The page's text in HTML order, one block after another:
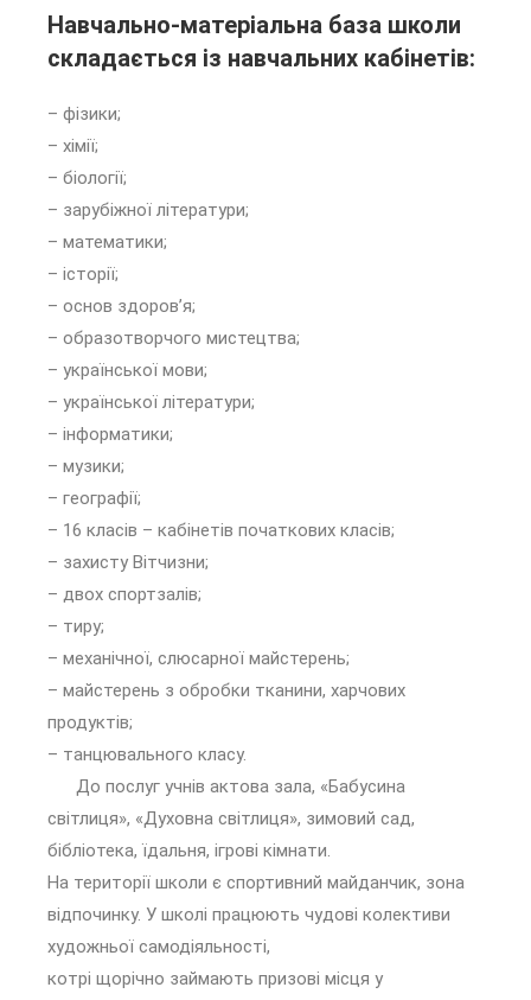
Навчально-матеріальна база школи
складається із навчальних кабінетів:
– фізики;
– хімії;
– біології;
– зарубіжної літератури;
– математики;
– історії;
– основ здоров’я;
– образотворчого мистецтва;
– української мови;
– української літератури;
– інформатики;
– музики;
– географії;
– 16 класів – кабінетів початкових класів;
– захисту Вітчизни;
– двох спортзалів;
– тиру;
– механічної, слюсарної майстерень;
– майстерень з обробки тканини, харчових
продуктів;
– танцювального класу.
До послуг учнів актова зала, «Бабусина
світлиця», «Духовна світлиця», зимовий сад,
бібліотека, їдальня, ігрові кімнати.
На території школи є спортивний майданчик, зона
відпочинку. У школі працюють чудові колективи
художньої самодіяльності,
котрі щорічно займають призові місця у